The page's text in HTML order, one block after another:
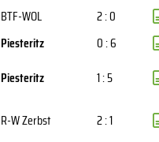
BTF-WOL
2 : 0
Piesteritz
0 : 6
Piesteritz
1 : 5
R-W Zerbst
2 : 1